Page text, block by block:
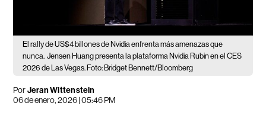
El rally de US$4 billones de Nvidia enfrenta más amenazas que
nunca. Jensen Huang presenta la plataforma Nvidia Rubin en el CES
2026 de Las Vegas. Foto: Bridget Bennett/Bloomberg
PorJeran Wittenstein
06 de enero, 2026 | 05:46 PM